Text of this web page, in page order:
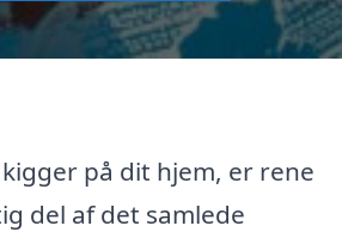
på dit hjem, er rene
del af det samlede